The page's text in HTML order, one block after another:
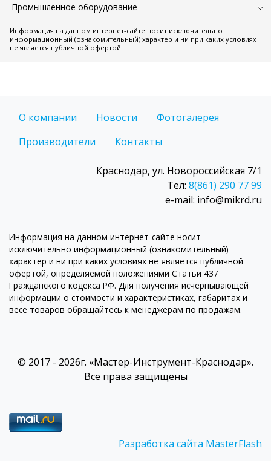
Промышленное оборудование
Информация на данном интернет-сайте носит исключительно
информационный (ознакомительный) характер и ни при каких условиях
не является публичной офертой.
О компании Новости
Фотогалерея
Производители
Контакты
Краснодар, ул. Новороссийская 7/1
Тел: 8(861) 290 77 99
e-mail: info@mikrd.ru
Информация на данном интернет-сайте носит
исключительно информационный (ознакомительный)
характер и ни при каких условиях не является публичной
офертой, определяемой положениями Статьи 437
Гражданского кодекса РФ. Для получения исчерпывающей
информации о стоимости и характеристиках, габаритах и
весе товаров обращайтесь к менеджерам по продажам.
© 2017 - 2026г. «Мастер-Инструмент-Краснодар».
Все права защищены
Разработка сайта MasterFlash